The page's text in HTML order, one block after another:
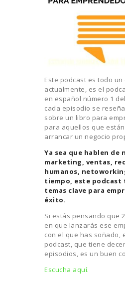
Este podcast es todo un
actualmente, es el
en español número 1
cada episodio se
sobre un libro para
para aquellos que
arrancar un negocio
Ya sea que hablen de
marketing, ventas,
humanos,
tiempo, este podcast
temas clave para
éxito.
Si estás pensando que
en que lanzarás ese
con el que has soñado,
podcast, que tiene
episodios, es un buen
Escucha aquí.